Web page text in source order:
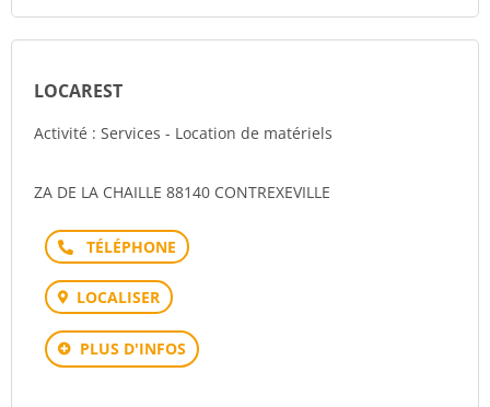
LOCAREST
Activité : Services - Location de matériels
ZA DE LA CHAILLE 88140 CONTREXEVILLE
Téléphone
LOCALISER
PLUS D'INFOS